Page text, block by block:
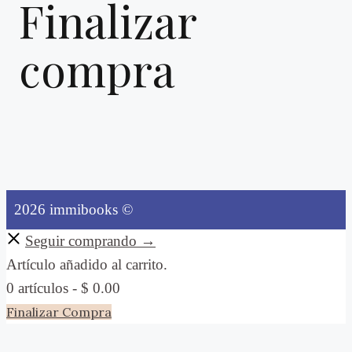
Finalizar
compra
2026 immibooks ©
Seguir comprando →
Artículo añadido al carrito.
0 artículos - $ 0.00
Finalizar Compra